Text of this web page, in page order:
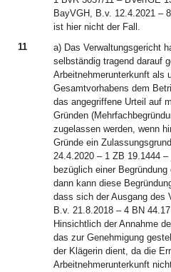
BayVGH, B.v. 12.4.2021 –
ist hier nicht der Fall.
11
a) Das Verwaltungsgericht
selbständig tragend darauf
Arbeitnehmerunterkunft als
Gesamtvorhabens dem
das angegriffene Urteil auf
Gründen
zugelassen werden, wenn
Gründe ein
24.4.2020 – 1 ZB 19.1444
bezüglich einer
dann kann diese
dass sich der Ausgang des
B.v. 21.8.2018 – 4 BN
Hinsichtlich der Annahme
das zur Genehmigung
der Klägerin dient, da die
Arbeitnehmerunterkunft